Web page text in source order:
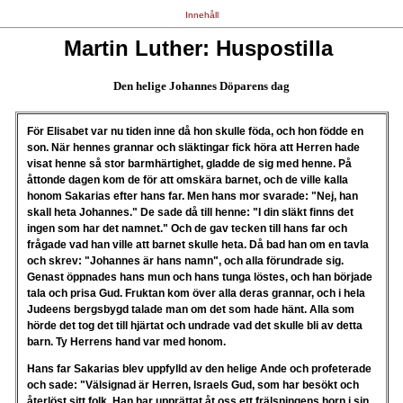
Innehåll
Martin Luther: Huspostilla
Den helige Johannes Döparens dag
För Elisabet var nu tiden inne då hon skulle föda, och hon födde en
son. När hennes grannar och släktingar fick höra att Herren hade
visat henne så stor barmhärtighet, gladde de sig med henne. På
åttonde dagen kom de för att omskära barnet, och de ville kalla
honom Sakarias efter hans far. Men hans mor svarade: "Nej, han
skall heta Johannes." De sade då till henne: "I din släkt finns det
ingen som har det namnet." Och de gav tecken till hans far och
frågade vad han ville att barnet skulle heta. Då bad han om en tavla
och skrev: "Johannes är hans namn", och alla förundrade sig.
Genast öppnades hans mun och hans tunga löstes, och han började
tala och prisa Gud. Fruktan kom över alla deras grannar, och i hela
Judeens bergsbygd talade man om det som hade hänt. Alla som
hörde det tog det till hjärtat och undrade vad det skulle bli av detta
barn. Ty Herrens hand var med honom.
Hans far Sakarias blev uppfylld av den helige Ande och profeterade
och sade: "Välsignad är Herren, Israels Gud, som har besökt och